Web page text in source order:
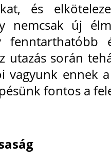
és
nemcsak új
fenntarthatóbb
utazás során
vagyunk ennek
fontos a